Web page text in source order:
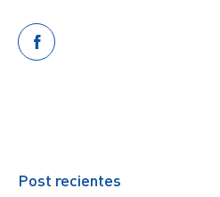
Post recientes